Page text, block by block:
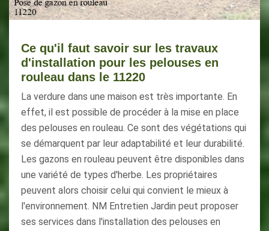
Ce qu'il faut savoir sur les travaux
d'installation pour les pelouses en
rouleau dans le 11220
La verdure dans une maison est très importante. En
effet, il est possible de procéder à la mise en place
des pelouses en rouleau. Ce sont des végétations qui
se démarquent par leur adaptabilité et leur durabilité.
Les gazons en rouleau peuvent être disponibles dans
une variété de types d'herbe. Les propriétaires
peuvent alors choisir celui qui convient le mieux à
l'environnement. NM Entretien Jardin peut proposer
ses services dans l'installation des pelouses en